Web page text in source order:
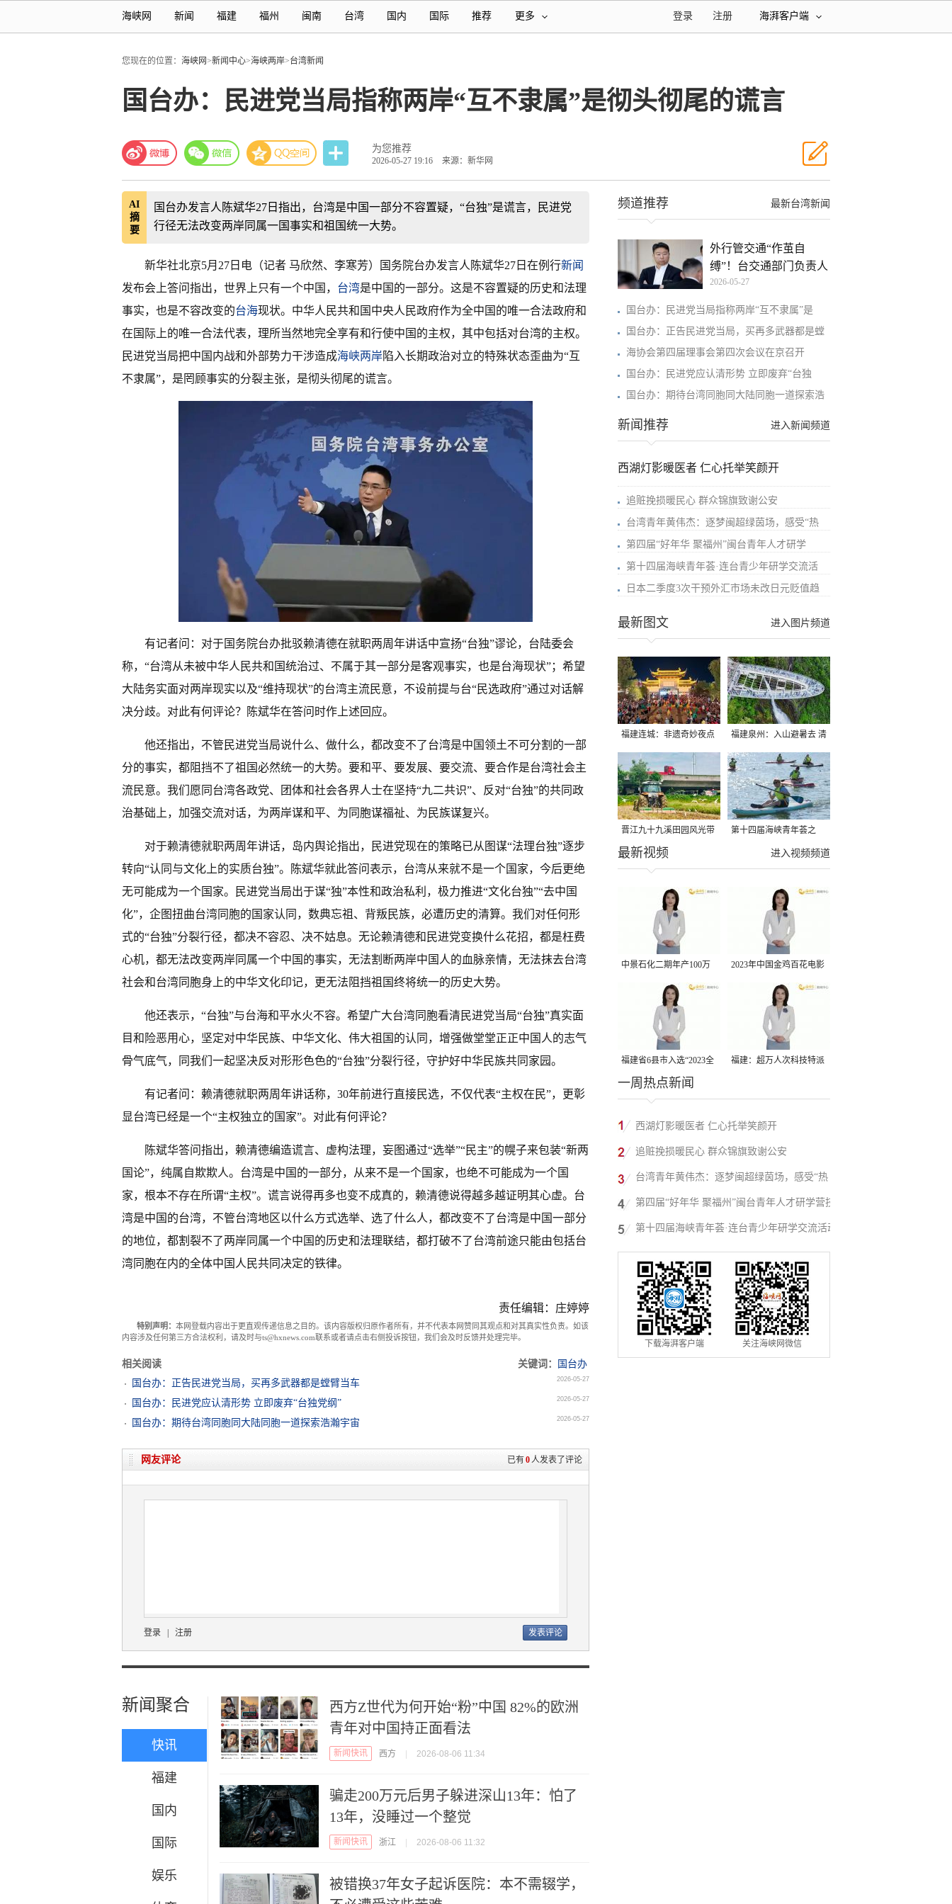
海峡网 新闻 福建 福州 闽南 台湾 国内 国际 推荐 更多 海湃客户端
注册
登录
您现在的位置： 海峡网>新闻中心>海峡两岸>台湾新闻
国台办：民进党当局指称两岸“互不隶属”是彻头彻尾的谎言
为您推荐
2026-05-27 19:16 来源：新华网
AI
摘
要
国台办发言人陈斌华27日指出，台湾是中国一部分不容置疑，“台独”是谎言，民进党
行径无法改变两岸同属一国事实和祖国统一大势。
新华社北京5月27日电（记者 马欣然、李寒芳）国务院台办发言人陈斌华27日在例行新闻
发布会上答问指出，世界上只有一个中国， 台湾是中国的一部分。这是不容置疑的历史和法理
事实，也是不容改变的台海现状。中华人民共和国中央人民政府作为全中国的唯一合法政府和
在国际上的唯一合法代表，理所当然地完全享有和行使中国的主权，其中包括对台湾的主权。
民进党当局把中国内战和外部势力干涉造成海峡两岸陷入长期政治对立的特殊状态歪曲为“互
不隶属”，是罔顾事实的分裂主张，是彻头彻尾的谎言。
有记者问：对于国务院台办批驳赖清德在就职两周年讲话中宣扬“台独”谬论，台陆委会
称，“台湾从未被中华人民共和国统治过、不属于其一部分是客观事实，也是台海现状”；希望
大陆务实面对两岸现实以及“维持现状”的台湾主流民意，不设前提与台“民选政府”通过对话解
决分歧。对此有何评论？陈斌华在答问时作上述回应。
他还指出，不管民进党当局说什么、做什么，都改变不了台湾是中国领土不可分割的一部
分的事实，都阻挡不了祖国必然统一的大势。要和平、要发展、要交流、要合作是台湾社会主
流民意。我们愿同台湾各政党、团体和社会各界人士在坚持“九二共识”、反对“台独”的共同政
治基础上，加强交流对话，为两岸谋和平、为同胞谋福祉、为民族谋复兴。
对于赖清德就职两周年讲话，岛内舆论指出，民进党现在的策略已从图谋“法理台独”逐步
转向“认同与文化上的实质台独”。陈斌华就此答问表示，台湾从来就不是一个国家，今后更绝
无可能成为一个国家。民进党当局出于谋“独”本性和政治私利，极力推进“文化台独”“去中国
化”，企图扭曲台湾同胞的国家认同，数典忘祖、背叛民族，必遭历史的清算。我们对任何形
式的“台独”分裂行径，都决不容忍、决不姑息。无论赖清德和民进党变换什么花招，都是枉费
心机，都无法改变两岸同属一个中国的事实，无法割断两岸中国人的血脉亲情，无法抹去台湾
社会和台湾同胞身上的中华文化印记，更无法阻挡祖国终将统一的历史大势。
他还表示，“台独”与台海和平水火不容。希望广大台湾同胞看清民进党当局“台独”真实面
目和险恶用心，坚定对中华民族、中华文化、伟大祖国的认同，增强做堂堂正正中国人的志气
骨气底气，同我们一起坚决反对形形色色的“台独”分裂行径，守护好中华民族共同家园。
有记者问：赖清德就职两周年讲话称，30年前进行直接民选，不仅代表“主权在民”，更彰
显台湾已经是一个“主权独立的国家”。对此有何评论？
陈斌华答问指出，赖清德编造谎言、虚构法理，妄图通过“选举”“民主”的幌子来包装“新两
国论”，纯属自欺欺人。台湾是中国的一部分，从来不是一个国家，也绝不可能成为一个国
家，根本不存在所谓“主权”。谎言说得再多也变不成真的，赖清德说得越多越证明其心虚。台
湾是中国的台湾，不管台湾地区以什么方式选举、选了什么人，都改变不了台湾是中国一部分
的地位，都割裂不了两岸同属一个中国的历史和法理联结，都打破不了台湾前途只能由包括台
湾同胞在内的全体中国人民共同决定的铁律。
责任编辑：庄婷婷
特别声明： 本网登载内容出于更直观传递信息之目的。该内容版权归原作者所有，并不代表本网赞同其观点和对其真实性负责。如该
内容涉及任何第三方合法权利，请及时与ts@hxnews.com联系或者请点击右侧投诉按钮，我们会及时反馈并处理完毕。
相关阅读 关键词：
国台办
国台办：正告民进党当局，买再多武器都是螳臂当车
2026-05-27
国台办：民进党应认清形势 立即废弃“台独党纲” 2026-05-27
国台办：期待台湾同胞同大陆同胞一道探索浩瀚宇宙 2026-05-27
已有0人发表了评论
网友评论
登录 | 注册
新闻聚合
快讯
福建
国内
国际
娱乐
西方Z世代为何开始“粉”中国 82%的欧洲
青年对中国持正面看法
新闻快讯 西方 | 2026-08-06 11:34
骗走200万元后男子躲进深山13年：怕了
13年，没睡过一个整觉
新闻快讯 浙江 | 2026-08-06 11:32
被错换37年女子起诉医院：本不需辍学，
最新台湾新闻
频道推荐
外行管交通“作茧自
缚”！台交通部门负责人
被
2026-05-27
国台办：民进党当局指称两岸“互不隶属”是
国台办：正告民进党当局，买再多武器都是螳
海协会第四届理事会第四次会议在京召开
国台办：民进党应认清形势 立即废弃“台独
国台办：期待台湾同胞同大陆同胞一道探索浩
进入新闻频道
新闻推荐
西湖灯影暖医者 仁心托举笑颜开
追赃挽损暖民心 群众锦旗致谢公安
台湾青年黄伟杰：逐梦闽超绿茵场，感受“热
第四届“好年华 聚福州”闽台青年人才研学
第十四届海峡青年荟·连台青少年研学交流活
日本二季度3次干预外汇市场未改日元贬值趋
进入图片频道
最新图文
福建连城：非遗奇妙夜点
亮夏夜
福建泉州：入山避暑去 清
凉好惬意
晋江九十九溪田园风光带
千亩早稻迎来成熟收割季
第十四届海峡青年荟之
2026榕台青年大学生水上
进入视频频道
最新视频
中景石化二期年产100万
吨丙烷脱氢项目建成中交
2023年中国金鸡百花电影
节有福电影巡展31日启动
福建省6县市入选“2023全
国县域发展潜力百强县”
福建：超万人次科技特派
一周热点新闻
西湖灯影暖医者 仁心托举笑颜开
追赃挽损暖民心 群众锦旗致谢公安
台湾青年黄伟杰：逐梦闽超绿茵场，感受“热
血”与温情
第四届“好年华 聚福州”闽台青年人才研学营技
术成果项目路演在榕举办
第十四届海峡青年荟·连台青少年研学交流活动
在福州启航
下载海湃客户端 关注海峡网微信